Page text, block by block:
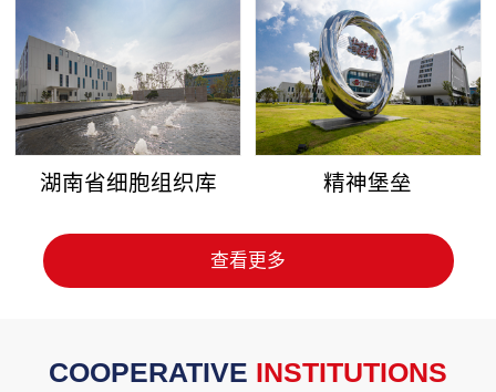
湖南省细胞组织库 精神堡垒
查看更多
COOPERATIVE INSTITUTIONS